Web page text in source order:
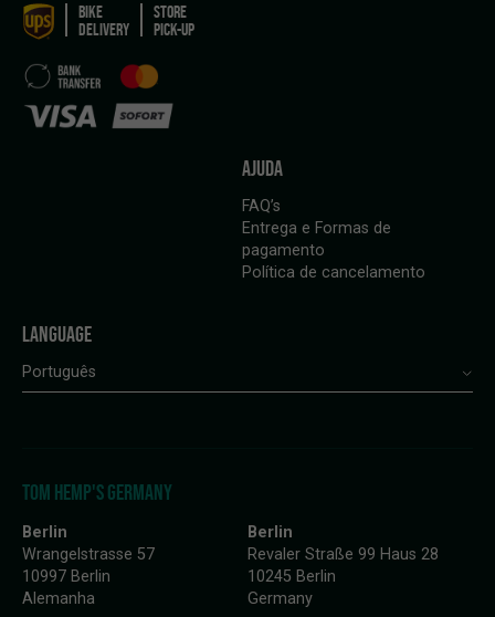
BIKE
DELIVERY
STORE
PICK-UP
AJUDA
FAQ’s
Entrega e Formas de
pagamento
Política de cancelamento
LANGUAGE
Português
TOM HEMP'S GERMANY
Berlin
Wrangelstrasse 57
10997 Berlin
Alemanha
Berlin
Revaler Straße 99 Haus 28
10245 Berlin
Germany